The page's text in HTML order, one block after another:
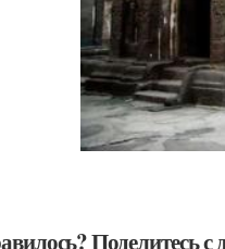
Поделитесь с